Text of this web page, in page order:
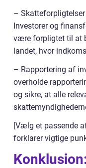
–
Investorer og
være forpligtet til at
landet, hvor
– Rapportering af
overholde
og sikre, at alle
[Vælg et passende
forklarer vigtige
Konklusion: